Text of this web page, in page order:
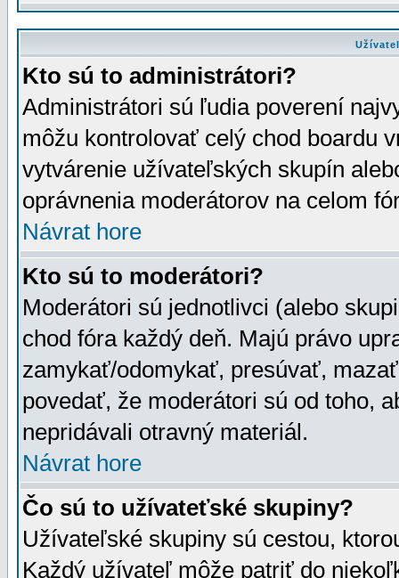
Kto sú to administrátori?
Administrátori sú ľudia poverení
môžu kontrolovať celý chod boardu
vytvárenie užívateľských skupín
oprávnenia moderátorov na celom
Návrat hore
Kto sú to moderátori?
Moderátori sú jednotlivci (alebo
chod fóra každý deň. Majú právo
zamykať/odomykať, presúvať,
povedať, že moderátori sú od toho,
nepridávali otravný materiál.
Návrat hore
Čo sú to užívateťské skupiny?
Užívateľské skupiny sú cestou,
Každý užívateľ môže patriť do